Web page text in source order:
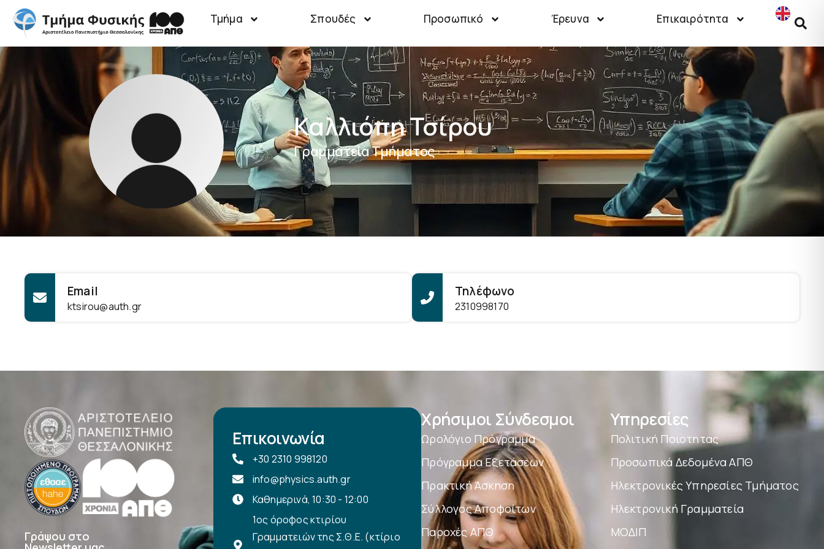
Τμήμα Σπουδές Προσωπικό Έρευνα Επικαιρότητα
Καλλιόπη Τσίρου
Γραμματεία Τμήματος
Email
ktsirou@auth.gr
Τηλέφωνο
2310998170
Γράψου στο
Χρήσιμοι Σύνδεσμοι
Ωρολόγιο Πρόγραμμα
Πρόγραμμα Εξετάσεων
Πρακτική Άσκηση
Σύλλογος Αποφοίτων
Παροχές ΑΠΘ
Υπηρεσίες
Πολιτική Ποιοτητας
Προσωπικά Δεδομένα ΑΠΘ
Ηλεκτρονικές Υπηρεσίες Τμήματος
Ηλεκτρονική Γραμματεία
ΜΟΔΙΠ
Επικοινωνία
+30 2310 998120
info@physics.auth.gr
Καθημερινά, 10:30 - 12:00
1ος όροφος κτιρίου
Γραμματειών της Σ.Θ.Ε. (κτίριο